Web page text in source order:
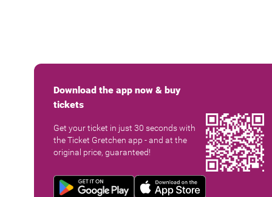
Download the app now & buy
tickets
Get your ticket in just 30 seconds with
the Ticket Gretchen app - and at the
original price, guaranteed!